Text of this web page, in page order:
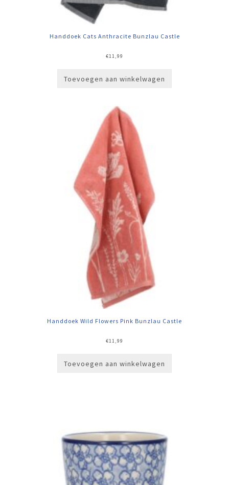
Handdoek Cats Anthracite Bunzlau Castle
€11,99
Toevoegen aan winkelwagen
Handdoek Wild Flowers Pink Bunzlau Castle
€11,99
Toevoegen aan winkelwagen